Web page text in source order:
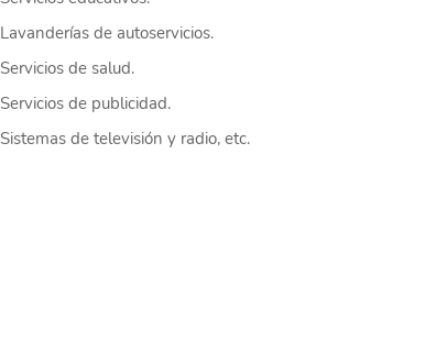
Lavanderías de autoservicios.
Servicios de salud.
Servicios de publicidad.
Sistemas de televisión y radio, etc.